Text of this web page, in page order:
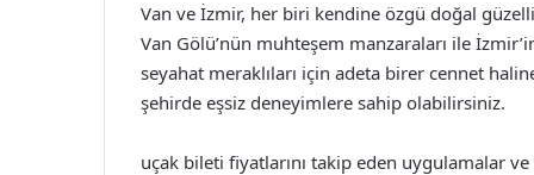
Van ve İzmir, her biri kendine özgü doğal
Van Gölü’nün muhteşem manzaraları ile
seyahat meraklıları için adeta birer cennet
şehirde eşsiz deneyimlere sahip olabilirsiniz.
uçak bileti fiyatlarını takip eden uygulamalar